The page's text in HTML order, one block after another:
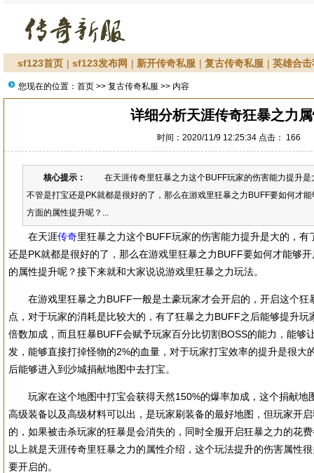
sf123首页 | sf123发布网 | 新开传奇私服 | 复古传奇私服 | 英雄合击
您现在的位置： 首页 >> 复古传奇私服 >> 内容
详细分析天涯传奇狂暴之力
时间：2020/11/9 12:25:34 点击： 166
核心提示：
在天涯传奇里狂暴之力这个BUFF玩家的伤害能力提升是
不管是打宝还是PK就都是很好的了，那么在游戏里狂暴之力BUFF要如何才
方面的属性提升呢？...
在天涯传奇里狂暴之力这个BUFF玩家的伤害能力提升是大的，
还是PK就都是很好的了，那么在游戏里狂暴之力BUFF要如何才能够
的属性提升呢？接下来就和大家说说游戏里狂暴之力玩法。
在游戏里狂暴之力BUFF一般是土豪玩家才会开启的，开启这个狂
点，对于玩家的消耗是比较大的，有了狂暴之力BUFF之后能够提升
倍数加成，而且狂暴BUFF会赋予玩家百分比切割BOSS的能力，能够
发，能够直接打掉怪物的2%的血量，对于玩家打宝效率的提升是很大
后能够进入到沙城捐献地图中去打宝。
玩家在这个地图中打宝会获得天然150%的爆率加成，这个捐献地
高级装备以及高级材料可以出，是玩家刷装备的最好地图，但玩家开
的，如果被击杀玩家的狂暴是会消失的，同时全服开启狂暴之力的花
以上就是天涯传奇里狂暴之力的属性介绍，这个玩法提升的伤害属性
要开启的。